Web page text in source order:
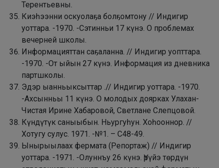
Терентьевны.
Киэһээнни оскуолаҕа болҕомтону // Индигир
уоттара. -1970. -Сэтинньи 17 күнэ. О проблемах
вечерней школы.
Информацияттан саҕаланна. // Индигир уопттара.
-1970. -От ыйын 27 күнэ. Информация из дневника
партшколы.
Эдэр ыанньыксыттар .// Индигир уоттара. -1970.
-Ахсынньы 11 күнэ. О молодых доярках Улахан-
Чистая Ирине Хабаровой, Светлане Слепцовой.
Күндүтүк саныыбын. Ньургуһун. Хоһооннор. //
Хотугу сулус. 1971. -№1. – С48-49.
Ынырыылаах фермата (Репортаж) // Индигир
уоттара. -1971. -Олуннъу 26 күнэ. Үрүйэ төрдүн